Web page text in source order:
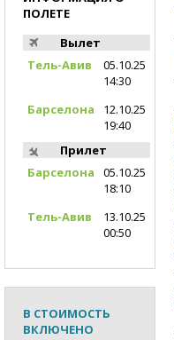
ПОЛЕТЕ
Вылет
Тель-Авив
05.10.25
14:30
Барселона
12.10.25
19:40
Прилет
Барселона
05.10.25
18:10
Тель-Авив
13.10.25
00:50
В СТОИМОСТЬ
ВКЛЮЧЕНО